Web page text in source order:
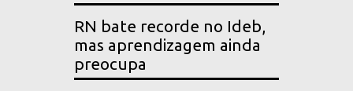
RN bate recorde no Ideb,
mas aprendizagem ainda
preocupa